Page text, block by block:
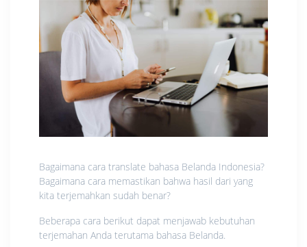
Bagaimana cara translate bahasa Belanda Indonesia?
Bagaimana cara memastikan bahwa hasil dari yang
kita terjemahkan sudah benar?
Beberapa cara berikut dapat menjawab kebutuhan
terjemahan Anda terutama bahasa Belanda.